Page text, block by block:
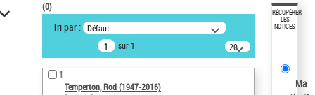
VOTRE RECHERCHE
Recherche avancée dans les
notices d’autorité
Œuvres liées à l'auteur :
Temperton, Rod (1947-2016)
(0)
Tri par : Défaut
sur 1
20
résultats/page
1
Temperton, Rod (1947-2016)
RÉCUPÉRER
LES
NOTICES
Ma